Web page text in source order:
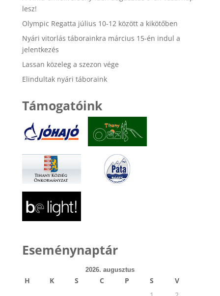
lesz!
Olympic Regatta július 10-12 között a kikötőben
Nyári vitorlás táborainkra március 15-én indul a
jelentkezés
Lassan közeleg a szezon vége
Elindultak nyári táboraink
Támogatóink
Eseménynaptár
2026. augusztus
H K S C P S
V